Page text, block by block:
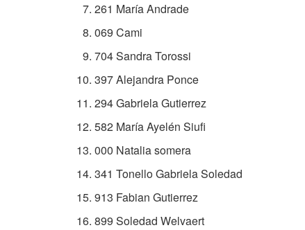
261 María Andrade
069 Cami
704 Sandra Torossi
397 Alejandra Ponce
294 Gabriela Gutierrez
582 María Ayelén Siufi
000 Natalia somera
341 Tonello Gabriela Soledad
913 Fabian Gutierrez
899 Soledad Welvaert